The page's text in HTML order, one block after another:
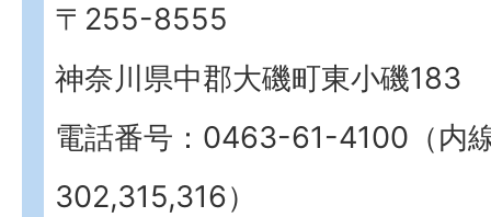
〒255-8555
神奈川県中郡大磯町東小磯183
電話番号：0463-61-4100（内
302,315,316）